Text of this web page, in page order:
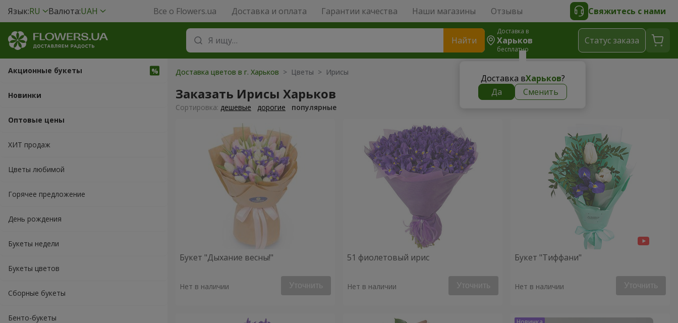
Язык:RU Валюта:UAH Все о Flowers.ua Доставка и оплата Гарантии качества Наши магазины Отзывы Свяжитесь с нами
Найти
Доставка в
Харьков
бесплатно
Доставка вХарьков?
Да
Сменить
Cтатус заказа
Акционные букеты
Новинки
Оптовые цены
ХИТ продаж
Цветы любимой
Горячее предложение
День рождения
Букеты недели
Букеты цветов
Сборные букеты
Бенто-букеты
Доставка цветов в г. Харьков > Цветы > Ирисы
Заказать Ирисы Харьков
Cортировка: дешевые дорогие популярные
Букет "Дыхание весны!"
Нет в наличии Уточнить
51 фиолетовый ирис
Нет в наличии Уточнить
Букет "Тиффани"
Нет в наличии Уточнить